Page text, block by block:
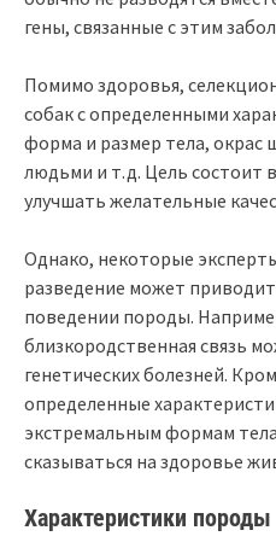
гены, связанные с этим
Помимо здоровья,
собак с определенными
форма и размер тела, окрас
людьми и т.д. Цель состоит
улучшать желательные
Однако, некоторые
разведение может
поведении породы.
близкородственная связь
генетических болезней.
определенные
экстремальным формам
сказываться на здоровье
Характеристики породы